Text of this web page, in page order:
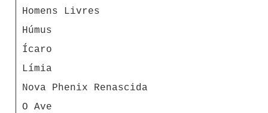
Homens Livres
Húmus
Ícaro
Límia
Nova Phenix Renascida
O Ave